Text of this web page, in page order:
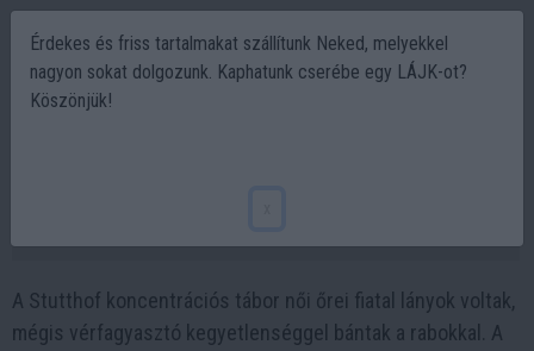
A Stutthof koncentrációs tábor női őrei fiatal lányok voltak,
mégis vérfagyasztó kegyetlenséggel bántak a rabokkal. A
Érdekes és friss tartalmakat szállítunk Neked, melyekkel
nagyon sokat dolgozunk. Kaphatunk cserébe egy LÁJK-ot?
Köszönjük!